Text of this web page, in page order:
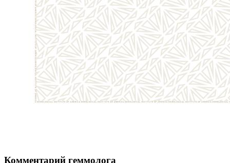
Комментарий геммолога